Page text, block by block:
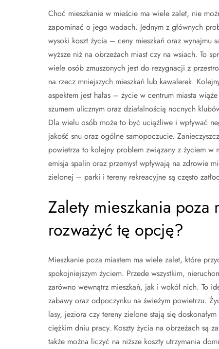
Choć mieszkanie w mieście ma wiele zalet, nie
zapominać o jego wadach. Jednym z głównych
wysoki koszt życia – ceny mieszkań oraz wynajmu
wyższe niż na obrzeżach miast czy na wsiach. To
wiele osób zmuszonych jest do rezygnacji z
na rzecz mniejszych mieszkań lub kawalerek.
aspektem jest hałas – życie w centrum miasta
szumem ulicznym oraz działalnością nocnych
Dla wielu osób może to być uciążliwe i wpływać
jakość snu oraz ogólne samopoczucie.
powietrza to kolejny problem związany z życiem w
emisja spalin oraz przemysł wpływają na zdrowie
zielonej – parki i tereny rekreacyjne są często
Zalety mieszkania
rozważyć tę opcję?
Mieszkanie poza miastem ma wiele zalet, które
spokojniejszym życiem. Przede wszystkim,
zarówno wewnątrz mieszkań, jak i wokół nich. To
zabawy oraz odpoczynku na świeżym powietrzu.
lasy, jeziora czy tereny zielone stają się
ciężkim dniu pracy. Koszty życia na obrzeżach są
także można liczyć na niższe koszty utrzymania